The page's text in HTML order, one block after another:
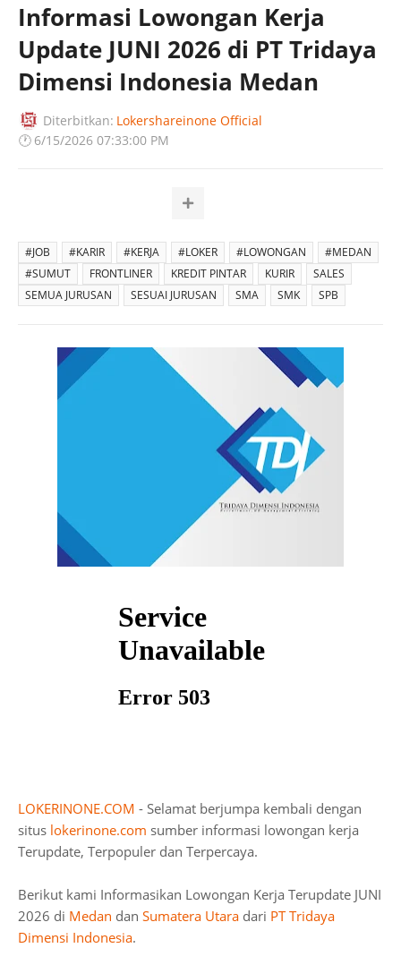
Informasi Lowongan Kerja
Update JUNI 2026 di PT Tridaya
Dimensi Indonesia Medan
Diterbitkan: Lokershareinone Official
🕐 6/15/2026 07:33:00 PM
#JOB #KARIR #KERJA #LOKER #LOWONGAN
#MEDAN
#SUMUT
FRONTLINER KREDIT PINTAR KURIR
SALES
SEMUA JURUSAN
SESUAI JURUSAN SMA SMK SPB
LOKERINONE.COM - Selamat berjumpa kembali dengan
situs lokerinone.com sumber informasi lowongan kerja
Terupdate, Terpopuler dan Terpercaya.
Berikut kami Informasikan Lowongan Kerja Terupdate JUNI
2026 di Medan dan Sumatera Utara dari PT Tridaya
Dimensi Indonesia.